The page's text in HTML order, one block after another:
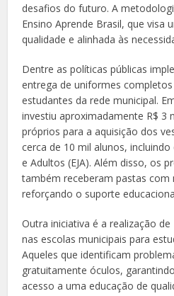
desafios do futuro. A
Ensino Aprende Brasil, que visa
qualidade e alinhada às
Dentre as políticas públicas
entrega de uniformes
estudantes da rede municipal.
investiu aproximadamente R$ 3
próprios para a aquisição dos
cerca de 10 mil alunos, incluindo
e Adultos (EJA). Além disso, os
também receberam pastas com
reforçando o suporte
Outra iniciativa é a realização
nas escolas municipais para
Aqueles que identificam
gratuitamente óculos,
acesso a uma educação de